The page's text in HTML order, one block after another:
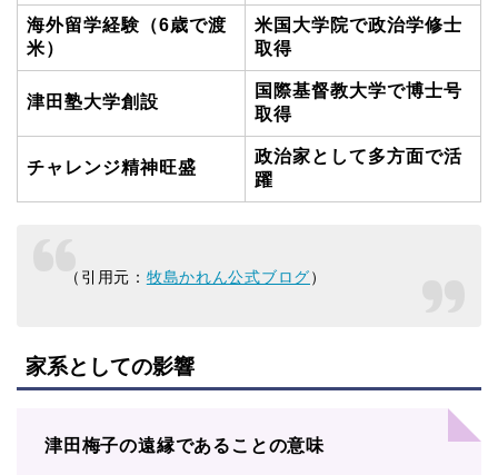
海外留学経験（6歳で渡
米）
米国大学院で政治学修士
取得
津田塾大学創設
国際基督教大学で博士号
取得
チャレンジ精神旺盛
政治家として多方面で活
躍
（引用元： 牧島かれん公式ブログ）
家系としての影響
津田梅子の遠縁であることの意味